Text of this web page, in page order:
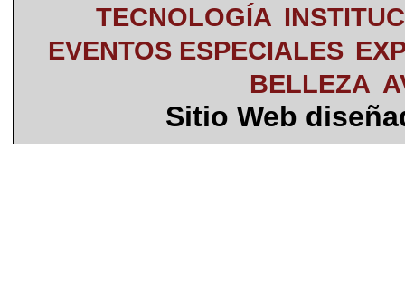
TECNOLOGÍA
EVENTOS ESPECIALES
BELLEZA
Sitio Web